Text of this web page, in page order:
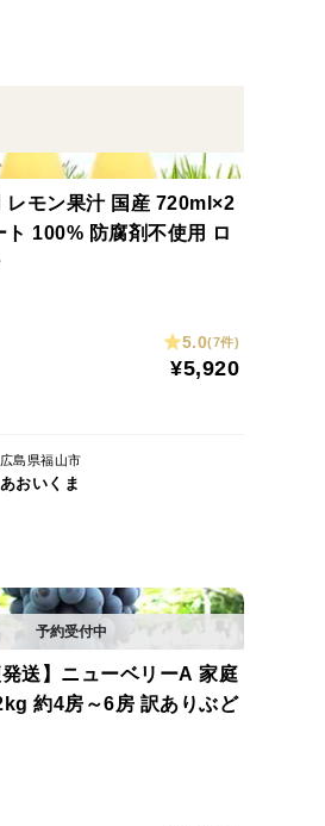
レモン果汁 国産 720ml×2
ト 100% 防腐剤不使用 ロ
5.0(7件)
¥5,920
広島県福山市
あおいくま
発送】ニューベリーA 家庭
約4房～6房 訳ありぶど